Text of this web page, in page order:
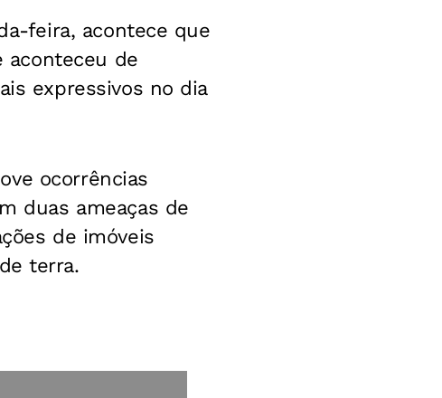
feira, acontece que
aconteceu de
expressivos no dia
ocorrências
duas ameaças de
de imóveis
terra.